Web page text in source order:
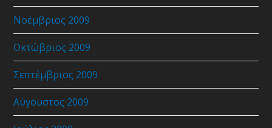
Νοέμβριος 2009
Οκτώβριος 2009
Σεπτέμβριος 2009
Αύγουστος 2009